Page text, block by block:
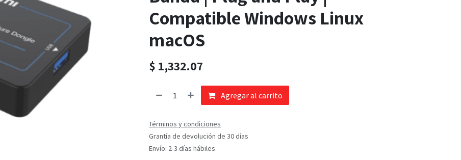
Compatible Windows Linux
macOS
$ 1,332.07
Agregar al carrito
Términos y condiciones
Grantía de devolución de 30 días
Envío: 2-3 días hábiles